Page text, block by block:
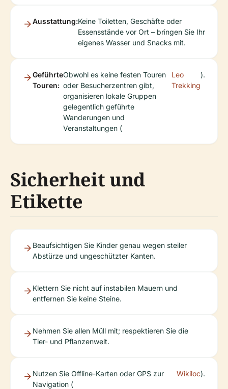
Ausstattung:Keine Toiletten, Geschäfte oder
Essensstände vor Ort – bringen Sie Ihr
eigenes Wasser und Snacks mit.
Geführte
Touren:
Obwohl es keine festen Touren
oder Besucherzentren gibt,
organisieren lokale Gruppen
gelegentlich geführte
Wanderungen und
Veranstaltungen (
Leo
Trekking
).
Sicherheit und
Etikette
Beaufsichtigen Sie Kinder genau wegen steiler
Abstürze und ungeschützter Kanten.
Klettern Sie nicht auf instabilen Mauern und
entfernen Sie keine Steine.
Nehmen Sie allen Müll mit; respektieren Sie die
Tier- und Pflanzenwelt.
Nutzen Sie Offline-Karten oder GPS zur
Navigation (
Wikiloc).